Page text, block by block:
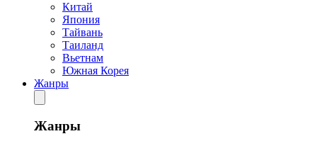
Китай
Япония
Тайвань
Таиланд
Вьетнам
Южная Корея
Жанры
Жанры